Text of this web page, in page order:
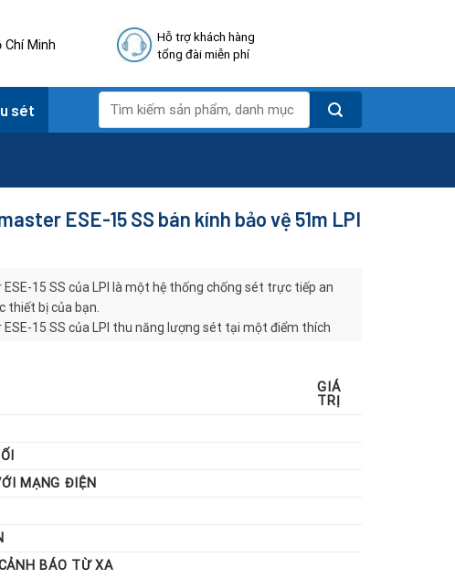
Minh
Hỗ trợ khách hàng
tổng đài miễn phí
sét
kiếm:
ESE-15 SS bán kính bảo vệ 51m LPI
15 SS của LPI là một hệ thống chống sét trực tiếp an
thiết bị của bạn.
15 SS của LPI thu năng lượng sét tại một điểm thích
GIÁ
TRỊ
MẠNG ĐIỆN
BÁO TỪ XA